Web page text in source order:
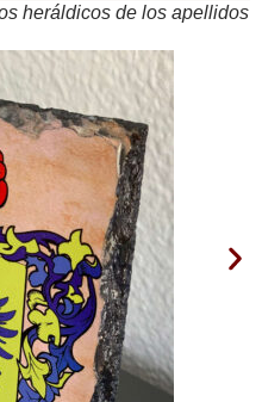
heráldicos de los apellidos